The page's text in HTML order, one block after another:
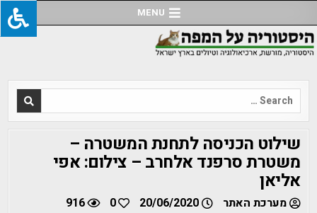
to
content
MENU
Search
for:
שילוט הכניסה לתחנת המשטרה –
משטרת סרפנד אלחרב – צילום: אפי
אליאן
מערכת האתר 20/06/2020
0
916